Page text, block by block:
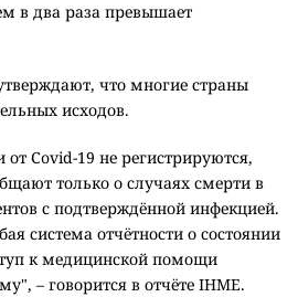
в два раза превышает
что многие страны
исходов.
Covid-19 не регистрируются,
только о случаях смерти в
с подтверждённой инфекцией.
система отчётности о состоянии
к медицинской помощи
– говорится в отчёте IHME.